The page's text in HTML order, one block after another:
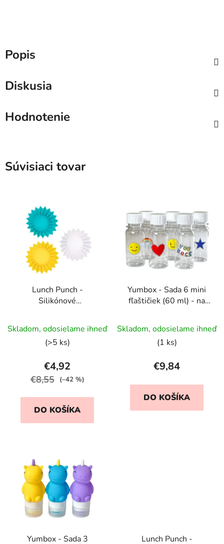
Popis
Diskusia
Hodnotenie
Súvisiaci tovar
Lunch Punch -
Silikónové
žltá
Skladom, odosielame ihneď
(>5 ks)
€4,92
€8,55 (–42 %)
DO KOŠÍKA
Yumbox - Sada 6 mini
fľaštičiek (60 ml) - na
Skladom, odosielame ihneď
(1 ks)
€9,84
DO KOŠÍKA
Yumbox - Sada 3 Lunch Punch -